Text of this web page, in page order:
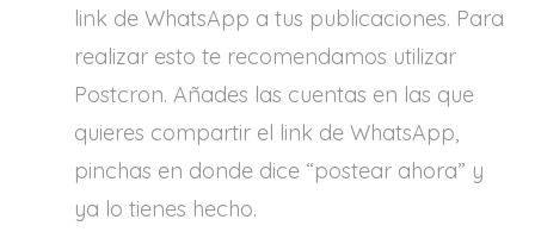
link de WhatsApp a tus publicaciones. Para
realizar esto te recomendamos utilizar
Postcron. Añades las cuentas en las que
quieres compartir el link de WhatsApp,
pinchas en donde dice “postear ahora” y
ya lo tienes hecho.